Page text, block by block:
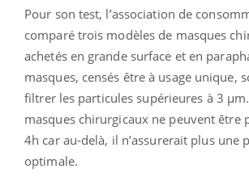
Pour son test, l’association de
comparé trois modèles de masques
achetés en grande surface et en
masques, censés être à usage unique,
filtrer les particules supérieures à 3
masques chirurgicaux ne peuvent être
4h car au-delà, il n’assurerait plus une
optimale.